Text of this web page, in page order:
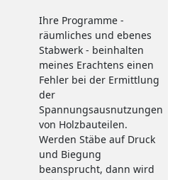
Ihre Programme -
räumliches und ebenes
Stabwerk - beinhalten
meines Erachtens einen
Fehler bei der Ermittlung
der
Spannungsausnutzungen
von Holzbauteilen.
Werden Stäbe auf Druck
und Biegung
beansprucht, dann wird